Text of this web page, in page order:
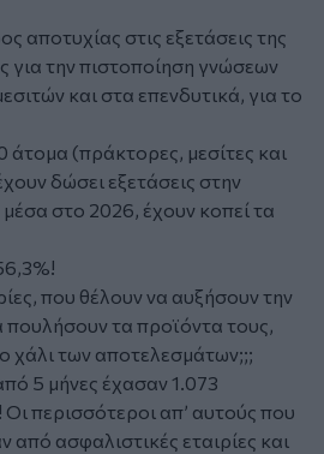
αποτυχίας στις εξετάσεις της
για την πιστοποίηση γνώσεων
και στα επενδυτικά, για το
άτομα (πράκτορες, μεσίτες και
δώσει εξετάσεις στην
στο 2026, έχουν κοπεί τα
που θέλουν να αυξήσουν την
τα προϊόντα τους,
χάλι των αποτελεσμάτων;;;
5 μήνες έχασαν 1.073
περισσότεροι απ’ αυτούς που
από ασφαλιστικές εταιρίες και